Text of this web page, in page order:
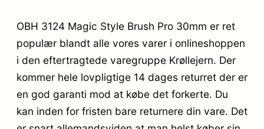
OBH 3124 Magic Style Brush Pro 30mm er ret
populær blandt alle vores varer i onlineshoppen
i den eftertragtede varegruppe Krøllejern. Der
kommer hele lovpligtige 14 dages returret der er
en god garanti mod at købe det forkerte. Du
kan inden for fristen bare returnere din vare. Det